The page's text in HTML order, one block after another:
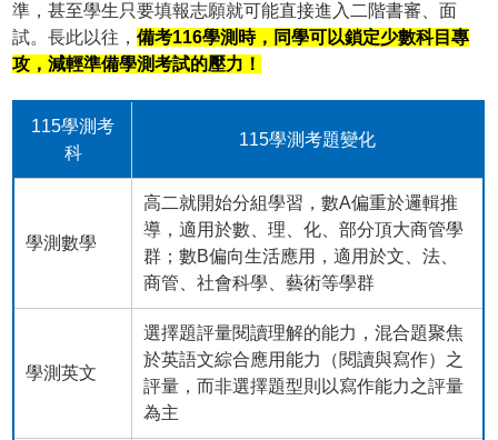
準，甚至學生只要填報志願就可能直接進入二階書審、面
試。長此以往，備考116學測時，同學可以鎖定少數科目專
攻，減輕準備學測考試的壓力！
115學測考
科
115學測考題變化
學測數學
高二就開始分組學習，數A偏重於邏輯推
導，適用於數、理、化、部分頂大商管學
群；數B偏向生活應用，適用於文、法、
商管、社會科學、藝術等學群
學測英文
選擇題評量閱讀理解的能力，混合題聚焦
於英語文綜合應用能力（閱讀與寫作）之
評量，而非選擇題型則以寫作能力之評量
為主